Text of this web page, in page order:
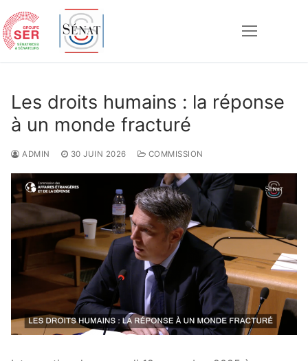
au
contenu
Les droits humains : la réponse
à un monde fracturé
ADMIN 30 JUIN 2026 COMMISSION